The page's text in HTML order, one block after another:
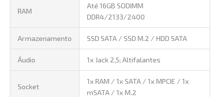
RAM
Até 16GB SODIMM
DDR4/2133/2400
Armazenamento SSD SATA / SSD M.2 / HDD SATA
Áudio 1x Jack 2,5; Altifalantes
Socket
1x RAM / 1x SATA / 1x MPCIE / 1x
mSATA / 1x M.2